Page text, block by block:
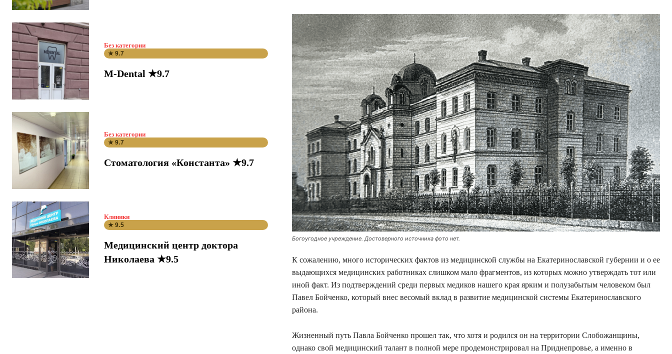
Без категории
★ 9.7
M-Dental ★9.7
Без категории
★ 9.7
Стоматология «Константа» ★9.7
Клиники
★ 9.5
Медицинский центр доктора
Николаева ★9.5
Богоугодное учреждение. Достоверного источника фото нет.
К сожалению, много исторических фактов из медицинской службы на Екатеринославской губернии и о ее
выдающихся медицинских работниках слишком мало фрагментов, из которых можно утверждать тот или
иной факт. Из подтверждений среди первых медиков нашего края ярким и полузабытым человеком был
Павел Бойченко, который внес весомый вклад в развитие медицинской системы Екатеринославского
района.
Жизненный путь Павла Бойченко прошел так, что хотя и родился он на территории Слобожанщины,
однако свой медицинский талант в полной мере продемонстрировал на Приднепровье, а именно в